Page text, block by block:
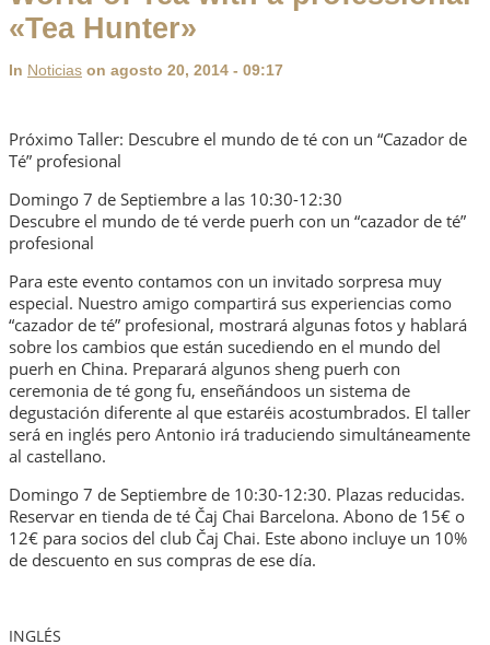
«Tea Hunter»
In Noticias on agosto 20, 2014 - 09:17
Próximo Taller: Descubre el mundo de té con un “Cazador de
Té” profesional
Domingo 7 de Septiembre a las 10:30-12:30
Descubre el mundo de té verde puerh con un “cazador de té”
profesional
Para este evento contamos con un invitado sorpresa muy
especial. Nuestro amigo compartirá sus experiencias como
“cazador de té” profesional, mostrará algunas fotos y hablará
sobre los cambios que están sucediendo en el mundo del
puerh en China. Preparará algunos sheng puerh con
ceremonia de té gong fu, enseñándoos un sistema de
degustación diferente al que estaréis acostumbrados. El taller
será en inglés pero Antonio irá traduciendo simultáneamente
al castellano.
Domingo 7 de Septiembre de 10:30-12:30. Plazas reducidas.
Reservar en tienda de té Čaj Chai Barcelona. Abono de 15€ o
12€ para socios del club Čaj Chai. Este abono incluye un 10%
de descuento en sus compras de ese día.
INGLÉS